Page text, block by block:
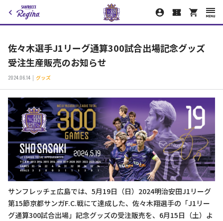
佐々木選手J1リーグ通算300試合出場記念グッズ
受注生産販売のお知らせ
2024.06.14 グッズ
サンフレッチェ広島では、5月19日（日）2024明治安田J1リーグ
第15節京都サンガF.C.戦にて達成した、佐々木翔選手の「J1リー
グ通算300試合出場」記念グッズの受注販売を、6月15日（土）よ